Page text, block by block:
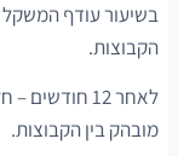
הקבוצות.
מובהק בין הקבוצות.